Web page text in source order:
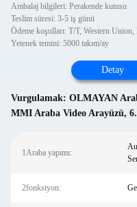
Ambalaj bilgileri: Perakende kutusu
Teslim süresi: 3-5 iş günü
Ödeme koşulları: T/T, Western
Yetenek temini: 5000 takım/ay
Detay
Vurgulamak: OLMAYAN
MMI Araba Video Arayüzü,
1Araba yapımı:
2fonksiyon: